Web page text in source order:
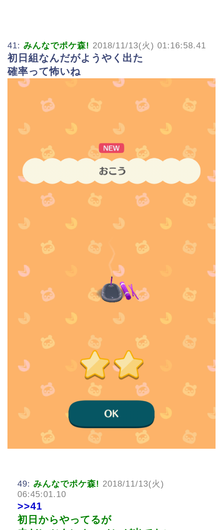
41: みんなでポケ森! 2018/11/13(火) 01:16:58.41
初日組なんだがようやく出た
確率って怖いね
49: みんなでポケ森! 2018/11/13(火)
06:45:01.10
>>41
初日からやってるが